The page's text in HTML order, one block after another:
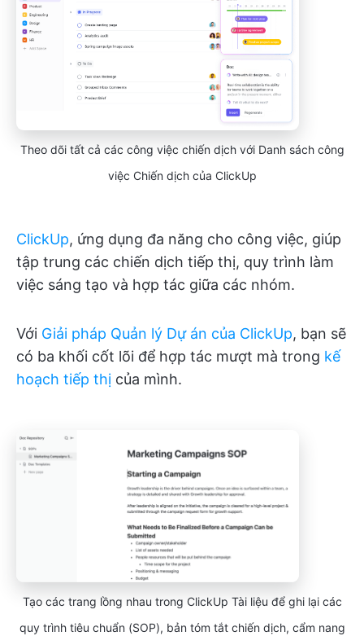
Theo dõi tất cả các công việc chiến dịch với Danh sách công
việc Chiến dịch của ClickUp
ClickUp, ứng dụng đa năng cho công việc, giúp
tập trung các chiến dịch tiếp thị, quy trình làm
việc sáng tạo và hợp tác giữa các nhóm.
Với Giải pháp Quản lý Dự án của ClickUp, bạn sẽ
có ba khối cốt lõi để hợp tác mượt mà trong kế
hoạch tiếp thị của mình.
Tạo các trang lồng nhau trong ClickUp Tài liệu để ghi lại các
quy trình tiêu chuẩn (SOP), bản tóm tắt chiến dịch, cẩm nang